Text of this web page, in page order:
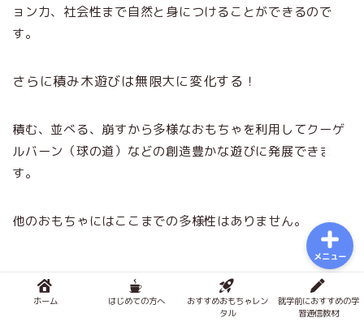
ョン力、社会性まで自然と身につけることができるので
す。
さらに積み木遊びは無限大に変化する！
積む、並べる、崩すから多様なおもちゃを利用してクーゲ
ルバーン（球の道）などの創造豊かな遊びに発展できま
す。
他のおもちゃにはここまでの多様性はありません。
積み木の素晴らしい効果11
ホーム はじめての方へ
おすすめおもちゃレン
タル
就学前におすすめの学
習通信教材
メニュー
おもちゃのサブスク
幼児学習